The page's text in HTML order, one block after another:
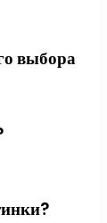
выбора